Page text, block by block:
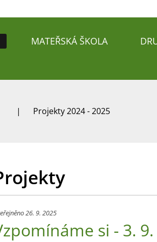
MATEŘSKÁ ŠKOLA
Projekty 2024 - 2025
26. 9. 2025
si - 3.